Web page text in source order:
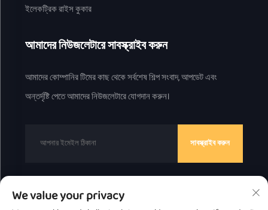
ইলেকট্রিক রাইস কুকার
আমাদের নিউজলেটারে সাবস্ক্রাইব করুন
আমাদের কোম্পানির টিমের কাছ থেকে সর্বশেষ শিল্প সংবাদ, আপডেট এবং
অন্তর্দৃষ্টি পেতে আমাদের নিউজলেটারে যোগদান করুন।
সাবস্ক্রাইব করুন
কপিরাইট © 2025 চাওজোউ গ্রেট বেয়ার টেকনোলজি কো।, লিমিটেড দ্বারা
We value your privacy